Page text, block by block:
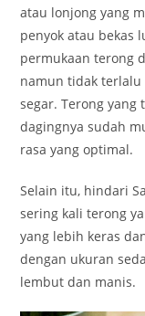
atau lonjong yang
penyok atau bekas
permukaan terong
namun tidak
segar. Terong
dagingnya sudah
rasa yang optimal.
Selain itu, hindari
sering kali terong
yang lebih keras
dengan ukuran
lembut dan manis.